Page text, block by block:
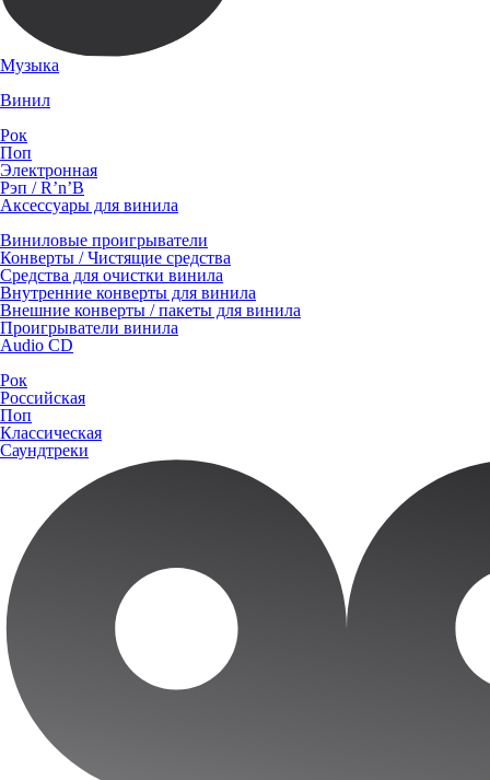
Музыка
Винил
Рок
Поп
Электронная
Рэп / R’n’B
Аксессуары для винила
Виниловые проигрыватели
Конверты / Чистящие средства
Средства для очистки винила
Внутренние конверты для винила
Внешние конверты / пакеты для винила
Проигрыватели винила
Audio CD
Рок
Российская
Поп
Классическая
Саундтреки